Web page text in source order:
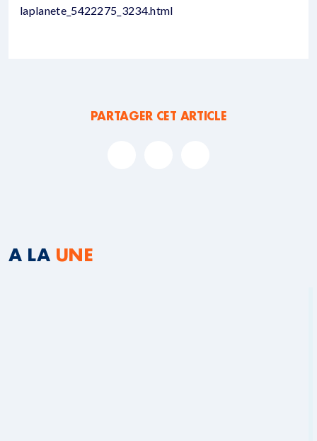
laplanete_5422275_3234.html
PARTAGER CET ARTICLE
A LA UNE